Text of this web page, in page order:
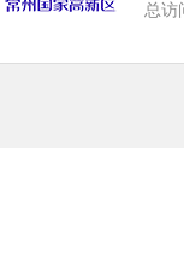
总访